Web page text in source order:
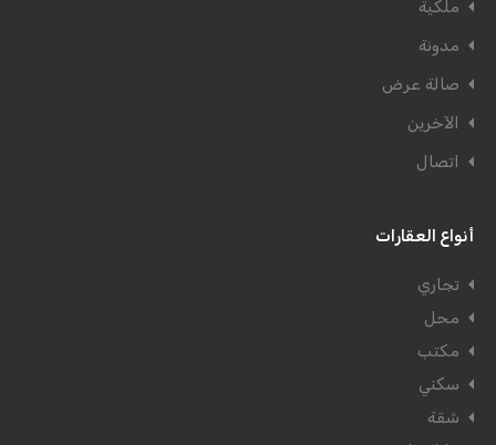
ملكية
مدونة
صالة عرض
الآخرين
اتصال
أنواع العقارات
تجاري
محل
مكتب
سكني
شقة